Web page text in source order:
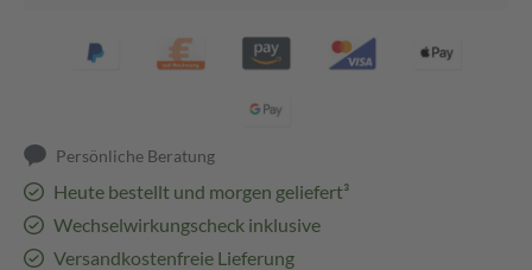
Persönliche Beratung
Heute bestellt und morgen geliefert³
Wechselwirkungscheck inklusive
Versandkostenfreie Lieferung